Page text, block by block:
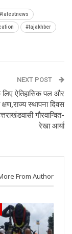
#tajakhber
NEXT POST
ऐतिहासिक पल और
क्षण,राज्य स्थापना दिवस
गौरवान्वित-
रेखा आर्या
From Author